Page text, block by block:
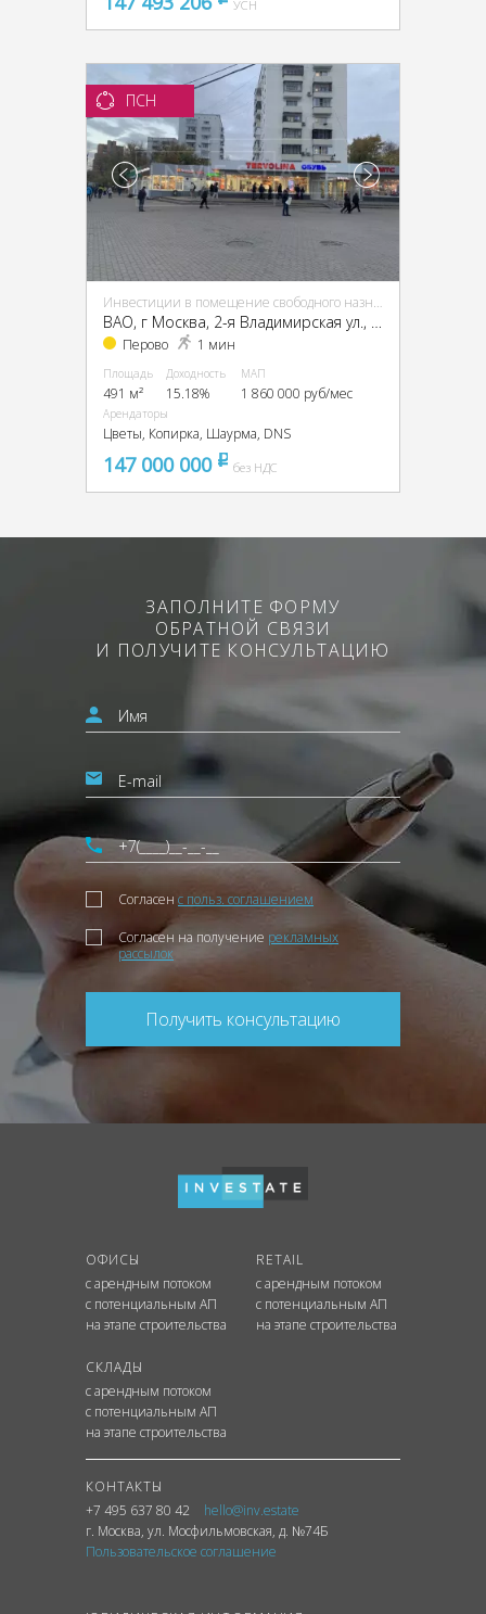
УСН
ПСН
Инвестиции в помещение свободного назначения (ПСН)
ВАО, г Москва, 2-я Владимирская ул., 38/18
Перово 1 мин
Площадь
491 м²
Доходность
15.18%
МАП
1 860 000 руб/мес
Арендаторы
Цветы, Копирка, Шаурма, DNS
147 000 000 pуббез НДС
ЗАПОЛНИТЕ ФОРМУ
ОБРАТНОЙ СВЯЗИ
И ПОЛУЧИТЕ КОНСУЛЬТАЦИЮ
Согласен с польз. соглашением
Согласен на получение рекламных
рассылок
Получить консультацию
ОФИСЫ
с арендным потоком
с потенциальным АП
на этапе строительства
RETAIL
с арендным потоком
с потенциальным АП
на этапе строительства
СКЛАДЫ
с арендным потоком
с потенциальным АП
на этапе строительства
КОНТАКТЫ
+7 495 637 80 42
hello@inv.estate
г. Москва, ул. Мосфильмовская, д. №74Б
Пользовательское соглашение